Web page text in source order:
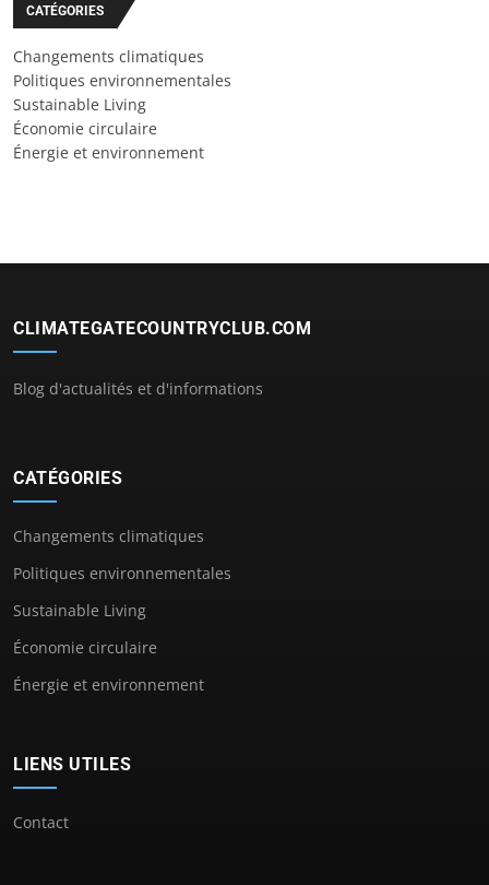
CATÉGORIES
Changements climatiques
Politiques environnementales
Sustainable Living
Économie circulaire
Énergie et environnement
CLIMATEGATECOUNTRYCLUB.COM
Blog d'actualités et d'informations
CATÉGORIES
Changements climatiques
Politiques environnementales
Sustainable Living
Économie circulaire
Énergie et environnement
LIENS UTILES
Contact